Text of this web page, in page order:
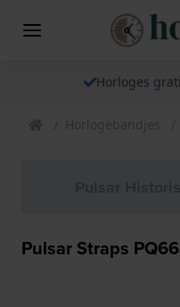
Horloges
Horlogebandjes
Pulsar Straps